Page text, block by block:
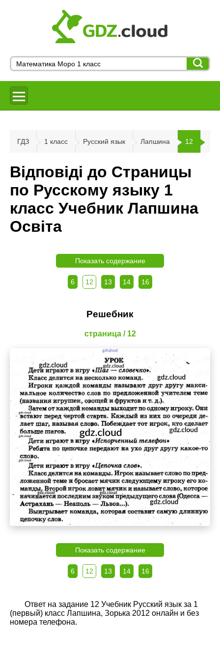
ГДЗ 1 класс Русский язык Лапшина 12
Відповіді до Страницы
по Русскому языку 1
класс Учебник Лапшина
Освiта
Показать содержание
6 12 13 14 16
Решебник
страница / 12
Показать содержание
6 12 13 14 16
Ответ на задание 12 Учебник Русский язык за 1
(первый) класс Лапшина, Зорька 2012 онлайн и без
номера телефона.